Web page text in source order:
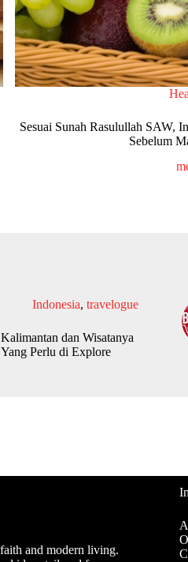
Sesuai Sunah Rasulullah SAW,
Sebelum
Indonesia, travelogue
Kalimantan dan Wisatanya
Yang Perlu di Explore
and modern living.